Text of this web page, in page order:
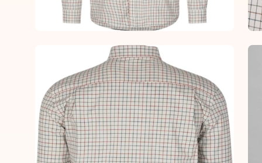
lightbox